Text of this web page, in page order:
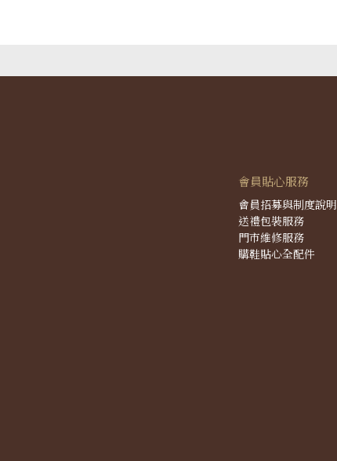
會員貼心服務
會員招募與制度說明
送禮包裝服務
門市維修服務
購鞋貼心全配件